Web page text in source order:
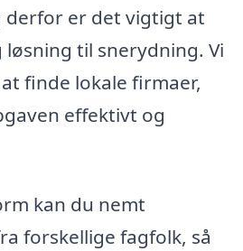
derfor er det vigtigt at
løsning til snerydning. Vi
finde lokale firmaer,
effektivt og
kan du nemt
forskellige fagfolk, så